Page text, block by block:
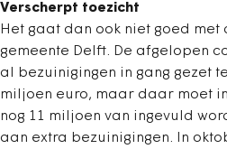
Verscherpt toezicht
Het gaat dan ook niet goed met
gemeente Delft. De afgelopen
al bezuinigingen in gang gezet
miljoen euro, maar daar moet
nog 11 miljoen van ingevuld
aan extra bezuinigingen. In